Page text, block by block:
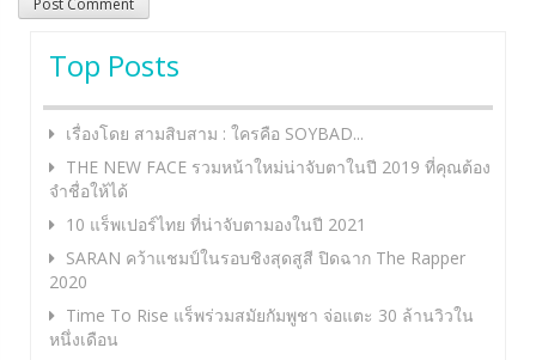
Top Posts
เรื่องโดย สามสิบสาม : ใครคือ SOYBAD...
THE NEW FACE รวมหน้าใหม่น่าจับตาในปี 2019 ที่คุณต้อง
จำชื่อให้ได้
10 แร็พเปอร์ไทย ที่น่าจับตามองในปี 2021
SARAN คว้าแชมป์ในรอบชิงสุดสูสี ปิดฉาก The Rapper
2020
Time To Rise แร็พร่วมสมัยกัมพูชา จ่อแตะ 30 ล้านวิวใน
หนึ่งเดือน